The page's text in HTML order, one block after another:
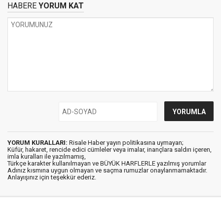
HABERE YORUM KAT
YORUM KURALLARI: Risale Haber yayın politikasına uymayan;
Küfür, hakaret, rencide edici cümleler veya imalar, inançlara saldırı içeren,
imla kuralları ile yazılmamış,
Türkçe karakter kullanılmayan ve BÜYÜK HARFLERLE yazılmış yorumlar
Adınız kısmına uygun olmayan ve saçma rumuzlar onaylanmamaktadır.
Anlayışınız için teşekkür ederiz.